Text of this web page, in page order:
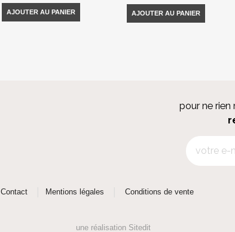
AJOUTER AU PANIER AJOUTER AU PANIER
pour ne
Contact Mentions légales Conditions de vente
une réalisation Sitedit